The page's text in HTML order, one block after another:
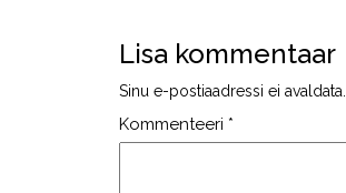
Lisa kommentaar
Sinu e-postiaadressi ei avaldata.
Kommenteeri *